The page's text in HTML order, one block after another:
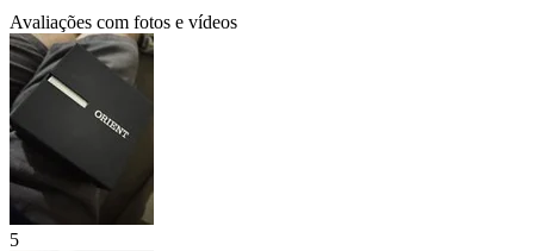
Avaliações com fotos e vídeos
5